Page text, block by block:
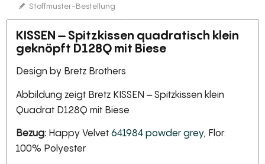
Stoffmuster-Bestellung
KISSEN – Spitzkissen quadratisch klein
geknöpft D128Q mit Biese
Design by Bretz Brothers
Abbildung zeigt Bretz KISSEN – Spitzkissen klein
Quadrat D128Q mit Biese
Bezug: Happy Velvet641984 powder grey, Flor:
100% Polyester